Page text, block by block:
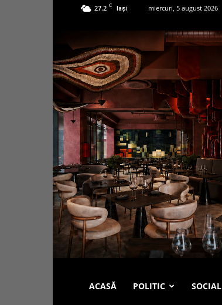
27.2 C Iași miercuri, 5 august 2026
ACASĂ POLITIC SOCIAL